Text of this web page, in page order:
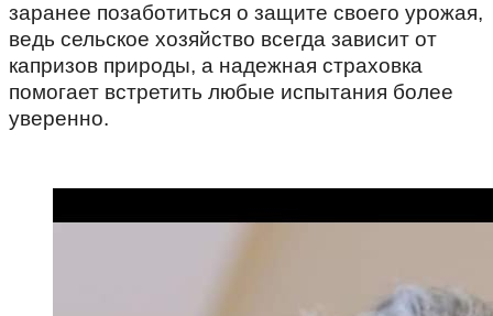
заранее позаботиться о защите своего урожая,
ведь сельское хозяйство всегда зависит от
капризов природы, а надежная страховка
помогает встретить любые испытания более
уверенно.